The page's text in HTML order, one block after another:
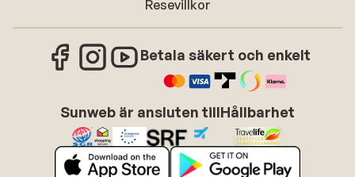
Resevillkor
Betala säkert och enkelt
Sunweb är ansluten tillHållbarhet